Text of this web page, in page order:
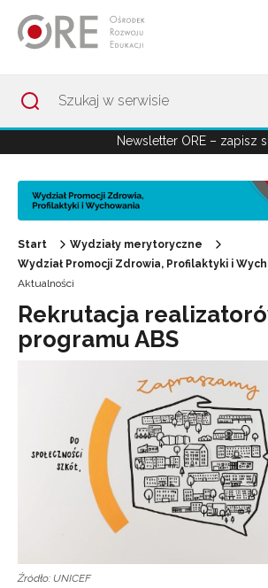
Newsletter ORE – zapisz
Start
Wydziały merytoryczne
Wydział Promocji Zdrowia, Profilaktyki i
Aktualności
Rekrutacja
programu ABS
Źródło: UNICEF